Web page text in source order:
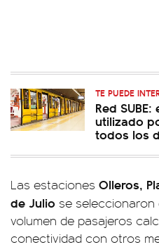
TE PUEDE
Red
utilizado
todos los
Las estaciones Olleros,
de Julio se
volumen de pasajeros
conectividad con otros